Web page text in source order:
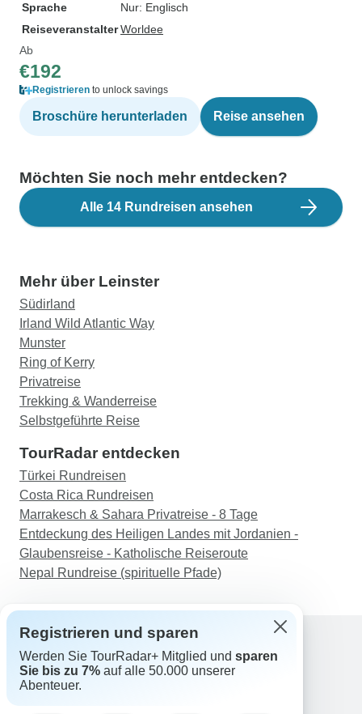
Sprache
Nur: Englisch
ReiseveranstalterWorldee
Ab
€192
Registrieren to unlock savings
Broschüre herunterladen Reise ansehen
Möchten Sie noch mehr entdecken?
Alle 14 Rundreisen ansehen
Mehr über Leinster
Südirland
Irland Wild Atlantic Way
Munster
Ring of Kerry
Privatreise
Trekking & Wanderreise
Selbstgeführte Reise
TourRadar entdecken
Türkei Rundreisen
Costa Rica Rundreisen
Marrakesch & Sahara Privatreise - 8 Tage
Entdeckung des Heiligen Landes mit Jordanien -
Glaubensreise - Katholische Reiseroute
Nepal Rundreise (spirituelle Pfade)
Support
Kontakt
Registrieren und sparen
Werden Sie TourRadar+ Mitglied und sparen
Sie bis zu 7% auf alle 50.000 unserer
Abenteuer.